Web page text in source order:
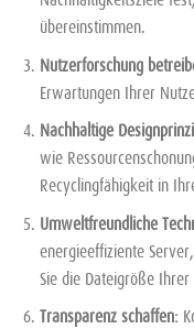
übereinstimmen.
Nutzerforschung
Erwartungen Ihrer
Nachhaltige
wie
Recyclingfähigkeit in
Umweltfreundliche
energieeffiziente
Sie die Dateigröße Ihrer
Transparenz schaffen: